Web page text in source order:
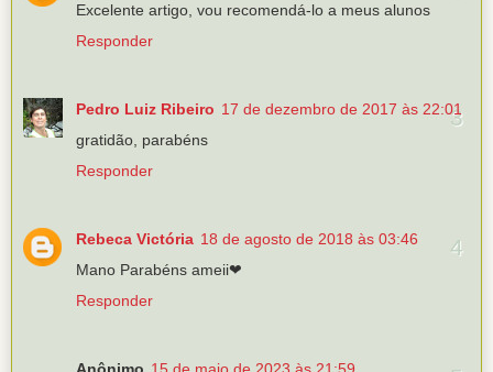
Excelente artigo, vou recomendá-lo a meus alunos
Responder
Pedro Luiz Ribeiro 17 de dezembro de 2017 às 22:01
gratidão, parabéns
Responder
Rebeca Victória 18 de agosto de 2018 às 03:46
Mano Parabéns ameii❤
Responder